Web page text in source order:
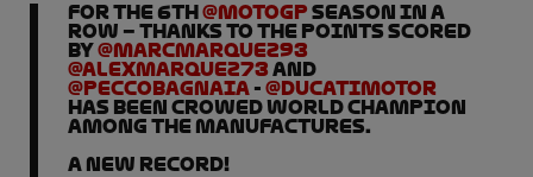
For the 6th@MotoGP season in a
row – thanks to the points scored
by@marcmarquez93
@alexmarquez73 and
@PeccoBagnaia - @DucatiMotor
has been crowed World Champion
among the manufactures.
A new record!